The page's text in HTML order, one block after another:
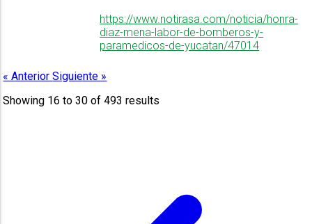
https://www.notirasa.com/noticia/honra-
diaz-mena-labor-de-bomberos-y-
paramedicos-de-yucatan/47014
« AnteriorSiguiente »
Showing 16 to30 of493 results